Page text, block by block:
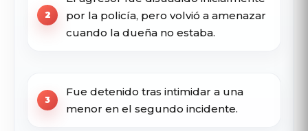
por la policía, pero volvió a amenazar
cuando la dueña no estaba.
Fue detenido tras intimidar a una
menor en el segundo incidente.